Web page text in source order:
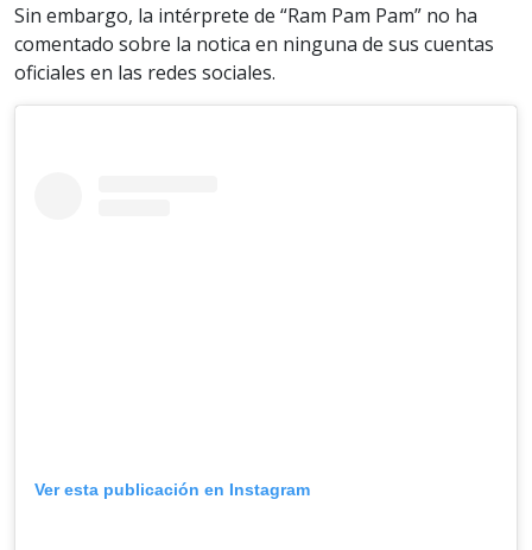
Sin embargo, la intérprete de “Ram Pam Pam” no ha
comentado sobre la notica en ninguna de sus cuentas
oficiales en las redes sociales.
Ver esta publicación en Instagram